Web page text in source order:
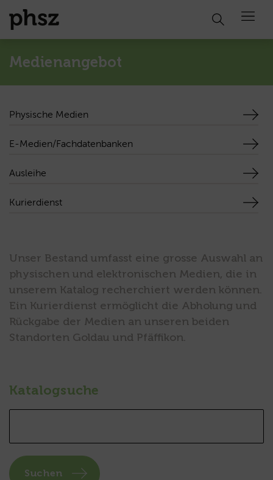
Medienangebot
Physische Medien
E-Medien/Fachdatenbanken
Ausleihe
Kurierdienst
Unser Bestand umfasst eine grosse Auswahl an
physischen und elektronischen Medien, die in
unserem Katalog recherchiert werden können.
Ein Kurierdienst ermöglicht die Abholung und
Rückgabe der Medien an unseren beiden
Standorten Goldau und Pfäffikon.
Katalogsuche
Suchen